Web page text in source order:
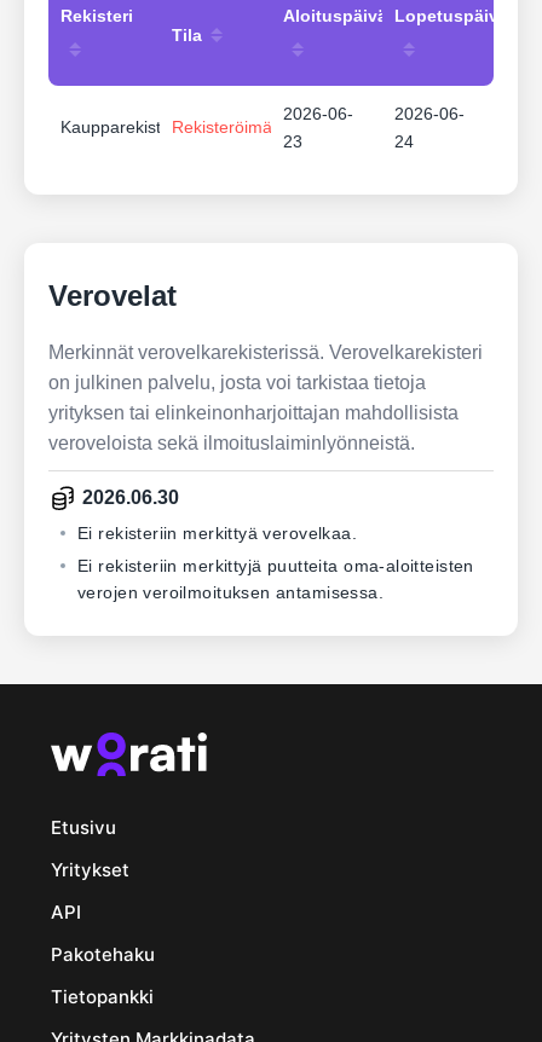
Rekisteri
Tila
Aloituspäivämäärä
KaupparekisteriRekisteröimätön
2026-06-
23
2026-06-
24
Verovelat
Merkinnät verovelkarekisterissä. Verovelkarekisteri
on julkinen palvelu, josta voi tarkistaa tietoja
yrityksen tai elinkeinonharjoittajan mahdollisista
veroveloista sekä ilmoituslaiminlyönneistä.
2026.06.30
Ei rekisteriin merkittyä verovelkaa.
Ei rekisteriin merkittyjä puutteita oma-aloitteisten
verojen veroilmoituksen antamisessa.
Etusivu
Yritykset
API
Pakotehaku
Tietopankki